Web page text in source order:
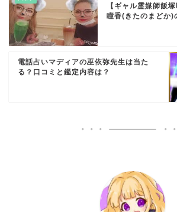
【ギャル霊媒師飯
瞳香(きたのまどか)
電話占いマディアの巫依弥先生は当た
る？口コミと鑑定内容は？